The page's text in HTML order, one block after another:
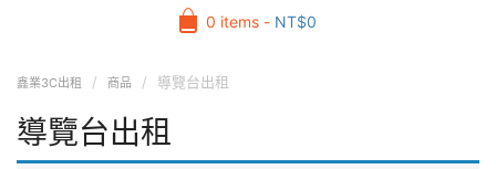
0 items - NT$0
鑫業3C出租 商品 導覽台出租
導覽台出租